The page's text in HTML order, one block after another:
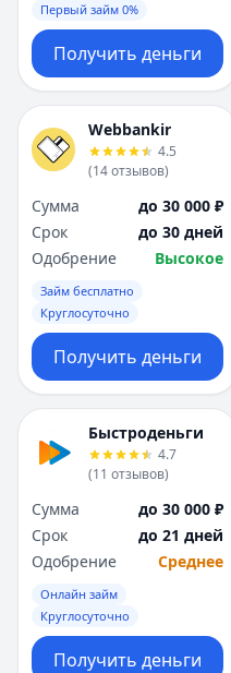
Первый займ 0%
Получить деньги
Webbankir
4.5
(14отзывов)
Сумма
до 30 000 ₽
Срок
до 30 дней
Одобрение
Высокое
Займ бесплатно
Круглосуточно
Получить деньги
Быстроденьги
4.7
(11 отзывов)
Сумма
до 30 000 ₽
Срок
до 21 дней
Одобрение
Среднее
Онлайн займ
Круглосуточно
Получить деньги